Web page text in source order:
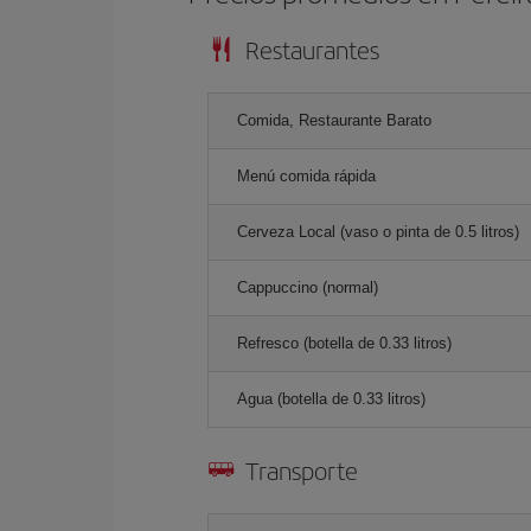
Restaurantes
Comida, Restaurante Barato
Menú comida rápida
Cerveza Local (vaso o pinta de 0.5 litros)
Cappuccino (normal)
Refresco (botella de 0.33 litros)
Agua (botella de 0.33 litros)
Transporte